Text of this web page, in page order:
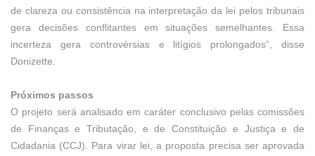
de clareza ou consistência na interpretação da lei pelos tribunais
gera decisões conflitantes em situações semelhantes. Essa
incerteza gera controvérsias e litígios prolongados”, disse
Donizette.
Próximos passos
O projeto será analisado emcaráter conclusivo pelas comissões
de Finanças e Tributação, e de Constituição e Justiça e de
Cidadania (CCJ). Para virar lei, a proposta precisa ser aprovada